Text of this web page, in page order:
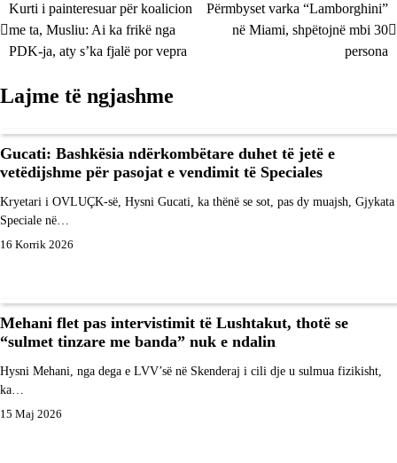
Lëvizje
te
Kurti i painteresuar për koalicion
me ta, Musliu: Ai ka frikë nga
PDK-ja, aty s’ka fjalë por vepra
Përmbyset varka “Lamborghini”
në Miami, shpëtojnë mbi 30
persona
Lajme të ngjashme
Gucati: Bashkësia ndërkombëtare duhet të jetë e
vetëdijshme për pasojat e vendimit të Speciales
Kryetari i OVLUÇK-së, Hysni Gucati, ka thënë se sot, pas dy muajsh, Gjykata
Speciale në…
16 Korrik 2026
Mehani flet pas intervistimit të Lushtakut, thotë se
“sulmet tinzare me banda” nuk e ndalin
Hysni Mehani, nga dega e LVV’së në Skenderaj i cili dje u sulmua fizikisht,
ka…
15 Maj 2026